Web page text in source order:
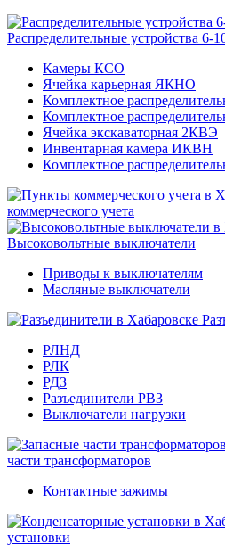
Распределительные устройства 6-
Камеры КСО
Ячейка карьерная ЯКНО
Комплектное
Комплектное
Ячейка экскаваторная 2КВЭ
Инвентарная камера ИКВН
Комплектное
коммерческого учета
Высоковольтные выключатели
Приводы к выключателям
Масляные выключатели
РЛНД
РЛК
РДЗ
Разъединители РВЗ
Выключатели нагрузки
части трансформаторов
Контактные зажимы
установки